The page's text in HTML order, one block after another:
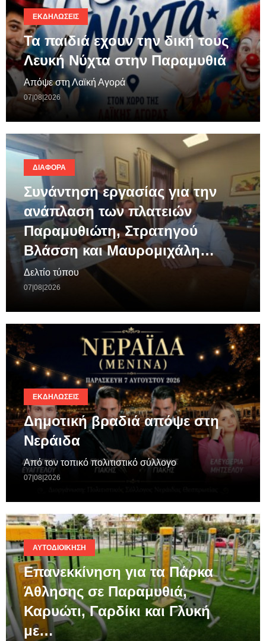
ΕΚΔΗΛΏΣΕΙΣ
Τα παιδιά εχουν την δική τους
Λευκή Νύχτα στην Παραμυθιά
Απόψε στη Λαϊκή Αγορά
07|08|2026
ΔΙΆΦΟΡΑ
Συνάντηση εργασίας για την
ανάπλαση των πλατειών
Παραμυθιώτη, Στρατηγού
Βλάσση και Μαυρομιχάλη…
Δελτίο τύπου
07|08|2026
ΕΚΔΗΛΏΣΕΙΣ
Δημοτική βραδιά απόψε στη
Νεράιδα
Από τον τοπικό πολιτιστικό σύλλογο
07|08|2026
ΑΥΤΟΔΙΟΊΚΗΣΗ
Επανεκκίνηση για τα Πάρκα
Άθλησης σε Παραμυθιά,
Καρυώτι, Γαρδίκι και Γλυκή
με…